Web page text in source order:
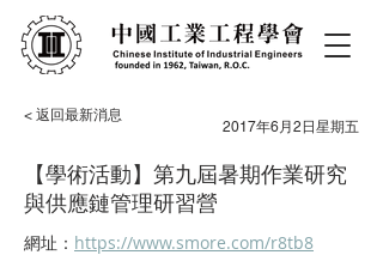
< 返回最新消息
2017年6月2日星期五
【學術活動】第九屆暑期作業研究
與供應鏈管理研習營
網址： https://www.smore.com/r8tb8